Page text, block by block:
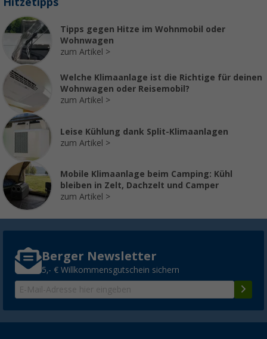
Tipps gegen Hitze im Wohnmobil oder
Wohnwagen
zum Artikel
Welche Klimaanlage ist die Richtige für deinen
Wohnwagen oder Reisemobil?
zum Artikel
Leise Kühlung dank Split-Klimaanlagen
zum Artikel
Mobile Klimaanlage beim Camping: Kühl
bleiben in Zelt, Dachzelt und Camper
zum Artikel
Berger Newsletter
5,- € Willkommensgutschein sichern